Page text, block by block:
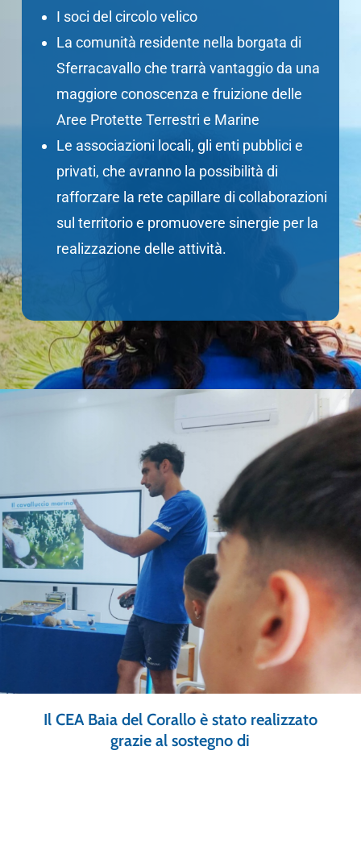
I soci del circolo velico
La comunità residente nella borgata di
Sferracavallo che trarrà vantaggio da una
maggiore conoscenza e fruizione delle
Aree Protette Terrestri e Marine
Le associazioni locali, gli enti pubblici e
privati, che avranno la possibilità di
rafforzare la rete capillare di collaborazioni
sul territorio e promuovere sinergie per la
realizzazione delle attività.
Il CEA Baia del Corallo è stato realizzato
grazie al sostegno di